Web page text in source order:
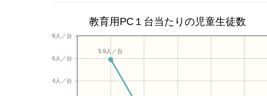
教育用PC１台当たりの児童生徒数
4人／台
6人／台
8人／台
5.9人／台